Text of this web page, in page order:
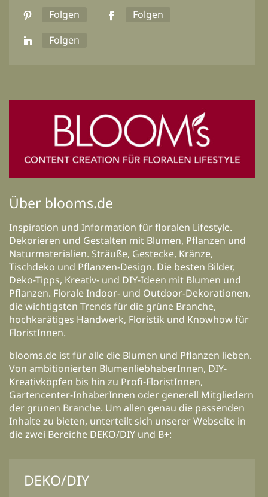
Folgen
Folgen
Folgen
Über blooms.de
Inspiration und Information für floralen Lifestyle.
Dekorieren und Gestalten mit Blumen, Pflanzen und
Naturmaterialien. Sträuße, Gestecke, Kränze,
Tischdeko und Pflanzen-Design. Die besten Bilder,
Deko-Tipps, Kreativ- und DIY-Ideen mit Blumen und
Pflanzen. Florale Indoor- und Outdoor-Dekorationen,
die wichtigsten Trends für die grüne Branche,
hochkarätiges Handwerk, Floristik und Knowhow für
FloristInnen.
blooms.de ist für alle die Blumen und Pflanzen lieben.
Von ambitionierten BlumenliebhaberInnen, DIY-
Kreativköpfen bis hin zu Profi-FloristInnen,
Gartencenter-InhaberInnen oder generell Mitgliedern
der grünen Branche. Um allen genau die passenden
Inhalte zu bieten, unterteilt sich unserer Webseite in
die zwei Bereiche DEKO/DIY und B+:
DEKO/DIY